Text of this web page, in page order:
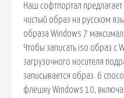
Наш софтпортал
чистый образ на русском
образа Windows 7
Чтобы записать iso образ с
загрузочного носителя
записывается образ. 6
флешку Windows 10,